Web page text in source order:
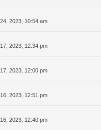
2023, 10:54 am
2023, 12:34 pm
2023, 12:00 pm
2023, 12:51 pm
2023, 12:40 pm